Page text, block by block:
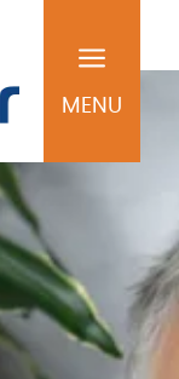
a
MENU